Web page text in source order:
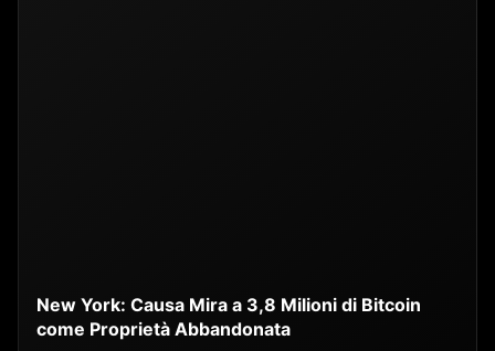
New York: Causa Mira a 3,8 Milioni di Bitcoin
come Proprietà Abbandonata